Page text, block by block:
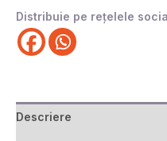
Distribuie pe rețelele
Descriere